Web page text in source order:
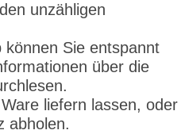
unzähligen
Sie entspannt
über die
liefern lassen, oder
abholen.